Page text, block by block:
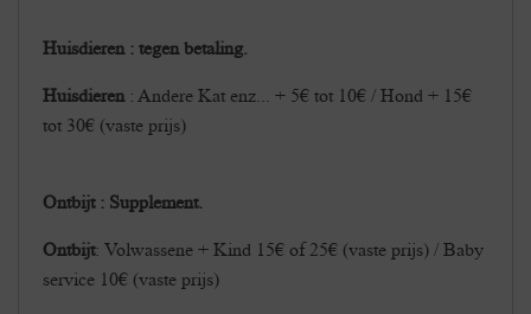
Huisdieren : tegen betaling.
Huisdieren: Andere Kat enz... + 5€ tot 10€ / Hond + 15€
tot 30€ (vaste prijs)
Ontbijt : Supplement.
Ontbijt: Volwassene + Kind 15€ of 25€ (vaste prijs) / Baby
service 10€ (vaste prijs)